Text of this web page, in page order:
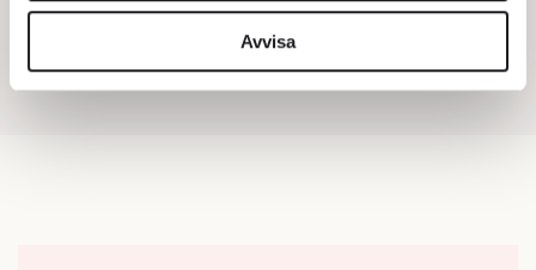
vidarebefordrar även sådana identifierare och annan
information från din enhet till de sociala medier och
annons- och analysföretag som vi samarbetar med.
Dessa kan i sin tur kombinera informationen med annan
Avvisa